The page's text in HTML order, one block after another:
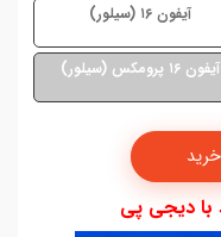
آیفون ۱۶ (سیلور)
آیفون ۱۶ پرومکس (سیلور)